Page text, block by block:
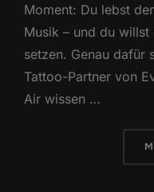
Moment: Du lebst
Musik – und du
setzen. Genau dafür
Tattoo-Partner von
Air wissen …